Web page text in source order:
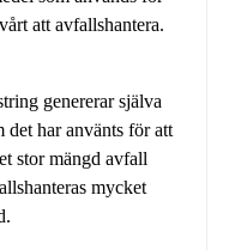
att avfallshantera.
genererar själva
har använts för att
stor mängd avfall
mycket